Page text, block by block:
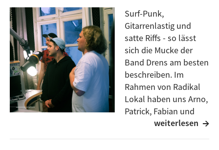
Surf-Punk,
Gitarrenlastig und
satte Riffs - so lässt
sich die Mucke der
Band Drens am besten
beschreiben. Im
Rahmen von Radikal
Lokal haben uns Arno,
Patrick, Fabian und
Joel einen Besuch
weiterlesen